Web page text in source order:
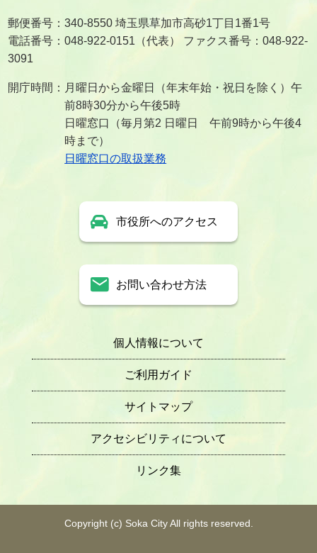
郵便番号：340-8550 埼玉県草加市高砂1丁目1番1号
電話番号：048-922-0151（代表） ファクス番号：048-922-
3091
開庁時間：月曜日から金曜日（年末年始・祝日を除く）午
前8時30分から午後5時
日曜窓口（毎月第2 日曜日 午前9時から午後4
時まで）
日曜窓口の取扱業務
市役所へのアクセス
お問い合わせ方法
個人情報について
ご利用ガイド
サイトマップ
アクセシビリティについて
リンク集
Copyright (c) Soka City All rights reserved.